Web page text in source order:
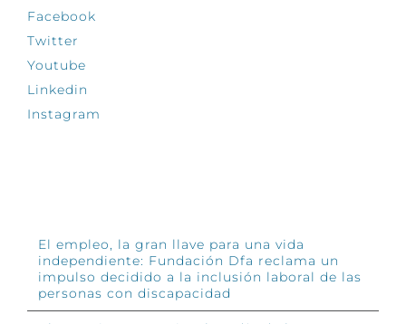
Facebook
Twitter
Youtube
Linkedin
Instagram
El empleo, la gran llave para una vida
independiente: Fundación Dfa reclama un
impulso decidido a la inclusión laboral de las
personas con discapacidad